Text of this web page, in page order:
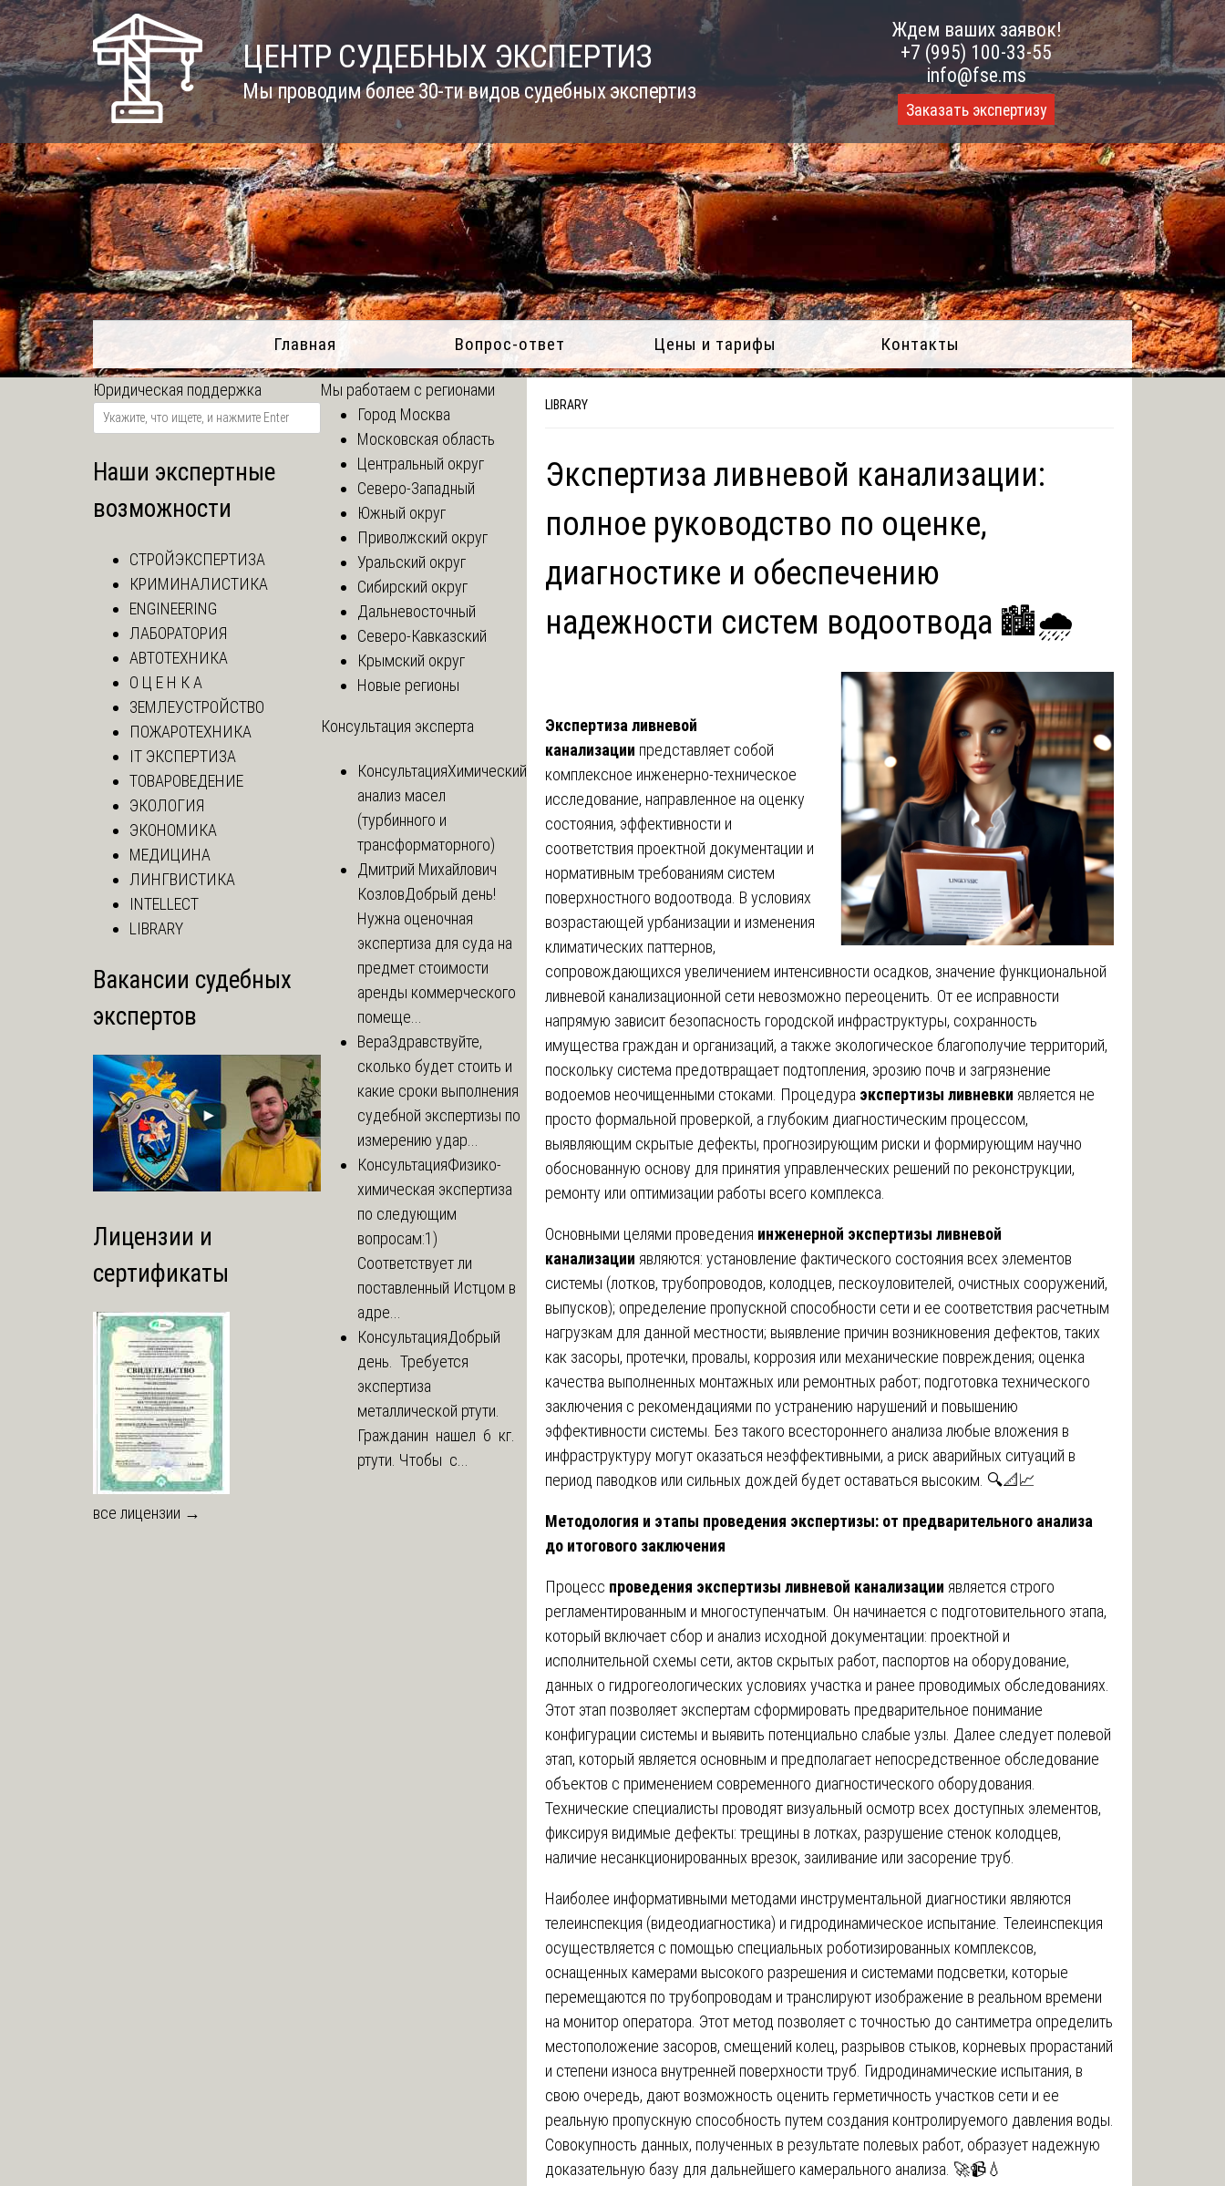
Skip
to
content
ЦЕНТР СУДЕБНЫХ ЭКСПЕРТИЗ
Мы проводим более 30-ти видов судебных экспертиз
Ждем ваших заявок!
+7 (995) 100-33-55
info@fse.ms
Заказать экспертизу
Главная Вопрос-ответ Цены и тарифы Контакты
LIBRARY
Экспертиза ливневой канализации:
полное руководство по оценке,
диагностике и обеспечению
надежности систем водоотвода 🏙️🌧
Экспертиза ливневой
канализации представляет собой
комплексное инженерно-техническое
исследование, направленное на оценку
состояния, эффективности и
соответствия проектной документации и
нормативным требованиям систем
поверхностного водоотвода. В условиях
возрастающей урбанизации и изменения
климатических паттернов,
сопровождающихся увеличением интенсивности осадков, значение функциональной
ливневой канализационной сети невозможно переоценить. От ее исправности
напрямую зависит безопасность городской инфраструктуры, сохранность
имущества граждан и организаций, а также экологическое благополучие территорий,
поскольку система предотвращает подтопления, эрозию почв и загрязнение
водоемов неочищенными стоками. Процедура экспертизы ливневки является не
просто формальной проверкой, а глубоким диагностическим процессом,
выявляющим скрытые дефекты, прогнозирующим риски и формирующим научно
обоснованную основу для принятия управленческих решений по реконструкции,
ремонту или оптимизации работы всего комплекса.
Основными целями проведения инженерной экспертизы ливневой
канализации являются: установление фактического состояния всех элементов
системы (лотков, трубопроводов, колодцев, пескоуловителей, очистных сооружений,
выпусков); определение пропускной способности сети и ее соответствия расчетным
нагрузкам для данной местности; выявление причин возникновения дефектов, таких
как засоры, протечки, провалы, коррозия или механические повреждения; оценка
качества выполненных монтажных или ремонтных работ; подготовка технического
заключения с рекомендациями по устранению нарушений и повышению
эффективности системы. Без такого всестороннего анализа любые вложения в
инфраструктуру могут оказаться неэффективными, а риск аварийных ситуаций в
период паводков или сильных дождей будет оставаться высоким. 🔍📐📈
Методология и этапы проведения экспертизы: от предварительного анализа
до итогового заключения
Процесс проведения экспертизы ливневой канализации является строго
регламентированным и многоступенчатым. Он начинается с подготовительного этапа,
который включает сбор и анализ исходной документации: проектной и
исполнительной схемы сети, актов скрытых работ, паспортов на оборудование,
данных о гидрогеологических условиях участка и ранее проводимых обследованиях.
Этот этап позволяет экспертам сформировать предварительное понимание
конфигурации системы и выявить потенциально слабые узлы. Далее следует полевой
этап, который является основным и предполагает непосредственное обследование
объектов с применением современного диагностического оборудования.
Технические специалисты проводят визуальный осмотр всех доступных элементов,
фиксируя видимые дефекты: трещины в лотках, разрушение стенок колодцев,
наличие несанкционированных врезок, заиливание или засорение труб.
Наиболее информативными методами инструментальной диагностики являются
телеинспекция (видеодиагностика) и гидродинамическое испытание. Телеинспекция
осуществляется с помощью специальных роботизированных комплексов,
оснащенных камерами высокого разрешения и системами подсветки, которые
перемещаются по трубопроводам и транслируют изображение в реальном времени
на монитор оператора. Этот метод позволяет с точностью до сантиметра определить
местоположение засоров, смещений колец, разрывов стыков, корневых прорастаний
и степени износа внутренней поверхности труб. Гидродинамические испытания, в
свою очередь, дают возможность оценить герметичность участков сети и ее
реальную пропускную способность путем создания контролируемого давления воды.
Совокупность данных, полученных в результате полевых работ, образует надежную
доказательную базу для дальнейшего камерального анализа. 🚀📹💧
Юридическая поддержка
Наши экспертные
возможности
СТРОЙЭКСПЕРТИЗА
КРИМИНАЛИСТИКА
ENGINEERING
ЛАБОРАТОРИЯ
АВТОТЕХНИКА
О Ц Е Н К А
ЗЕМЛЕУСТРОЙСТВО
ПОЖАРОТЕХНИКА
IT ЭКСПЕРТИЗА
ТОВАРОВЕДЕНИЕ
ЭКОЛОГИЯ
ЭКОНОМИКА
МЕДИЦИНА
ЛИНГВИСТИКА
INTELLECT
LIBRARY
Вакансии судебных
экспертов
Лицензии и
сертификаты
все лицензии →
Мы работаем с регионами
Город Москва
Московская область
Центральный округ
Северо-Западный
Южный округ
Приволжский округ
Уральский округ
Сибирский округ
Дальневосточный
Северо-Кавказский
Крымский округ
Новые регионы
Консультация эксперта
КонсультацияХимический
анализ масел
(турбинного и
трансформаторного)
Дмитрий Михайлович
КозловДобрый день!
Нужна оценочная
экспертиза для суда на
предмет стоимости
аренды коммерческого
помеще...
ВераЗдравствуйте,
сколько будет стоить и
какие сроки выполнения
судебной экспертизы по
измерению удар...
КонсультацияФизико-
химическая экспертиза
по следующим
вопросам:1)
Соответствует ли
поставленный Истцом в
адре...
КонсультацияДобрый
день. Требуется
экспертиза
металлической ртути.
Гражданин нашел 6 кг.
ртути. Чтобы с...